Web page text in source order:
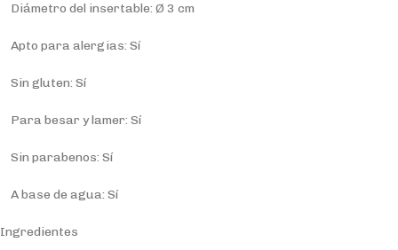
Diámetro del insertable: Ø 3 cm
Apto para alergias: Sí
Sin gluten: Sí
Para besar y lamer: Sí
Sin parabenos: Sí
A base de agua: Sí
Ingredientes